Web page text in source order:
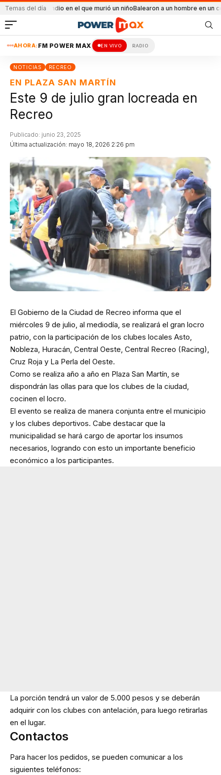
Temas del día
incendio en el que murió un niñoBalearon a un hombre en un conflicto
AHORA: FM POWER MAX EN VIVO RADIO
NOTICIAS RECREO
EN PLAZA SAN MARTÍN
Este 9 de julio gran locreada en
Recreo
Última actualización: mayo 18, 2026 2:26 pm
Publicado: junio 23, 2025
El Gobierno de la Ciudad de Recreo informa que el
miércoles 9 de julio, al mediodía, se realizará el gran locro
patrio, con la participación de los clubes locales Asto,
Nobleza, Huracán, Central Oeste, Central Recreo (Racing),
Cruz Roja y La Perla del Oeste.
Como se realiza año a año en Plaza San Martín, se
dispondrán las ollas para que los clubes de la ciudad,
cocinen el locro.
El evento se realiza de manera conjunta entre el municipio
y los clubes deportivos. Cabe destacar que la
municipalidad se hará cargo de aportar los insumos
necesarios, logrando con esto un importante beneficio
económico a los participantes.
La porción tendrá un valor de 5.000 pesos y se deberán
adquirir con los clubes con antelación, para luego retirarlas
en el lugar.
Contactos
Para hacer los pedidos, se pueden comunicar a los
siguientes teléfonos: